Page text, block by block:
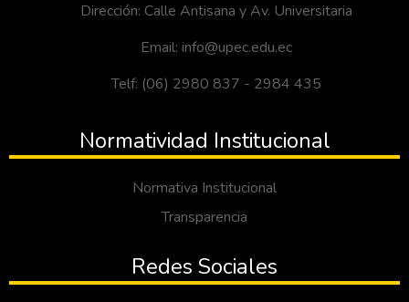
Dirección: Calle Antisana y Av. Universitaria
Email: info@upec.edu.ec
Telf: (06) 2980 837 - 2984 435
Normatividad Institucional
Normativa Institucional
Transparencia
Redes Sociales